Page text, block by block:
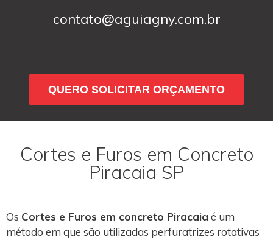
contato@aguiagny.com.br
QUERO SOLICITAR ORÇAMENTO
Cortes e Furos em Concreto
Piracaia SP
Os Cortes e Furos em concreto Piracaia é um
método em que são utilizadas perfuratrizes rotativas